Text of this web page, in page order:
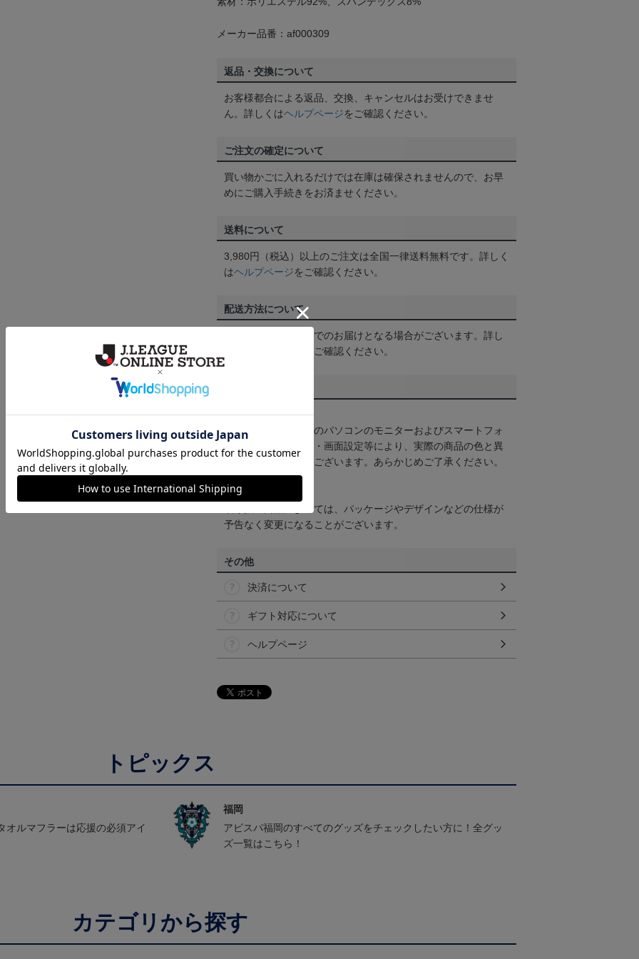
メーカー品番：af000309
返品・交換について
お客様都合による返品、交換、キャンセルはお受けできませ
ん。詳しくはヘルプページをご確認ください。
ご注文の確定について
買い物かごに入れるだけでは在庫は確保されませんので、お早
めにご購入手続きをお済ませください。
送料について
3,980円（税込）以上のご注文は全国一律送料無料です。詳しく
はヘルプページをご確認ください。
配送方法について
一部商品はメール便でのお届けとなる場合がございます。詳し
をご確認ください。
【カラーについて】
商品画像は、お使いのパソコンのモニターおよびスマートフォ
ンのメーカー・機種・画面設定等により、実際の商品の色と異
なって見える場合がございます。あらかじめご了承ください。
【仕様について】
取り扱い商品によっては、パッケージやデザインなどの仕様が
予告なく変更になることがございます。
その他
決済について
ギフト対応について
ヘルプページ
トピックス
オルマフラーは応援の必須アイ
福岡
アビスパ福岡のすべてのグッズをチェックしたい方に！全グッ
ズ一覧はこちら！
カテゴリから探す